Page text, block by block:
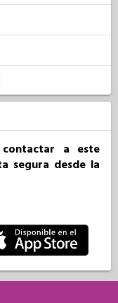
a este
segura desde la